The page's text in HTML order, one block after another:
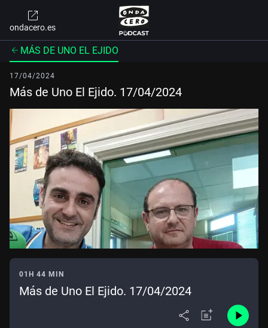
ondacero.es
MÁS DE UNO EL EJIDO
17/04/2024
Más de Uno El Ejido. 17/04/2024
01H 44 MIN
Más de Uno El Ejido. 17/04/2024